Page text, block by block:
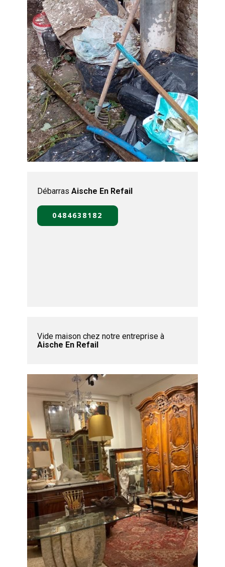
Débarras Aische En Refail
0484638182
Vide maison chez notre entreprise à
Aische En Refail